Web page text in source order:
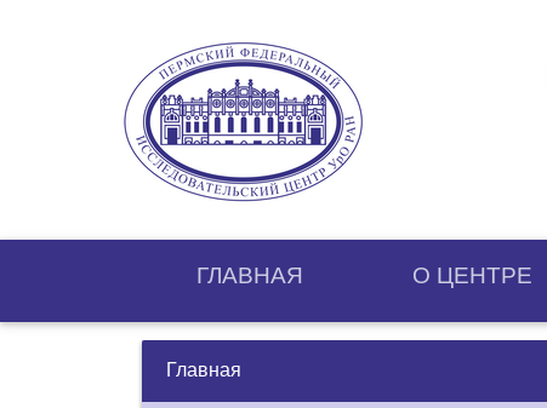
ГЛАВНАЯ О ЦЕНТРE
Главная